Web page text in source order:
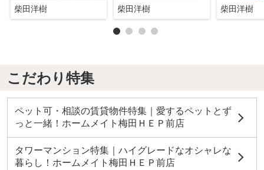
柴田洋樹 柴田洋樹 柴田洋樹
こだわり特集
ペット可・相談の賃貸物件特集｜愛するペットとず
っと一緒！ホームメイト梅田ＨＥＰ前店
タワーマンション特集｜ハイグレードなオシャレな
暮らし！ホームメイト梅田ＨＥＰ前店